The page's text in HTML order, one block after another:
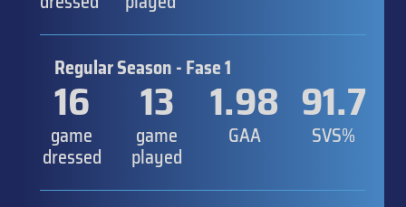
Regular Season - Fase 1
16
game
dressed
13
game
played
1.98
GAA
91.7
SVS%